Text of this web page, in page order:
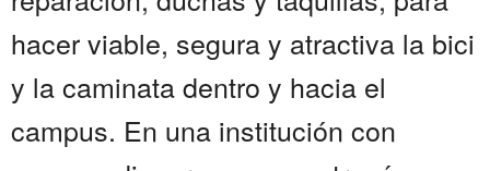
hacer viable, segura y atractiva la bici
y la caminata dentro y hacia el
campus. En una institución con